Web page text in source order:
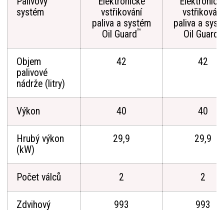
systém
vstřikování
paliva a systém
Oil Guard™
vstřikování
paliva a
Oil Guard
Objem
palivové
nádrže (litry)
42 42
Výkon 40 40
Hrubý výkon
(kW)
29,9 29,9
Počet válců 2 2
Zdvihový
993 993